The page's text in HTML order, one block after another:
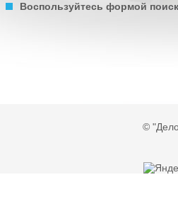
Воспользуйтесь формой
©